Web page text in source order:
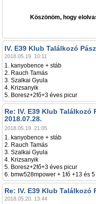
Köszönöm, hogy
IV. E39 Klub Találkozó
2018.05.19. 10:11
1. kanyobence + stáb
2. Rauch Tamás
3. Szalkai Gyula
4. Krizsanyik
5. Boresz+2fő+3 éves picur
Re: IV. E39 Klub Találkozó
2018.07.28.
2018.05.19. 21:05
1. kanyobence + stáb
2. Rauch Tamás
3. Szalkai Gyula
4. Krizsanyik
5. Boresz+2fő+3 éves picur
6. bmw528mpower + 1fő +13 és
Re: IV. E39 Klub Találkozó
2018.05.20. 13:44